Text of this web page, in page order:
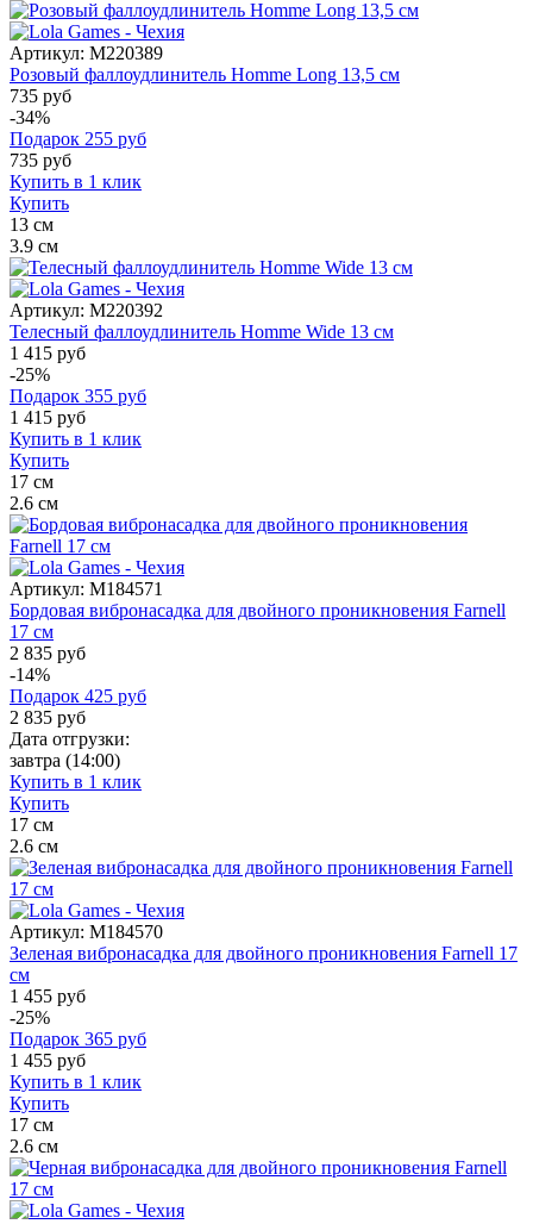
Артикул: M220389
Розовый фаллоудлинитель Homme Long 13,5 см
735 руб
-34%
Подарок 255 руб
735 руб
Купить в 1 клик
Купить
13 см
3.9 см
Артикул: M220392
Телесный фаллоудлинитель Homme Wide 13 см
1 415 руб
-25%
Подарок 355 руб
1 415 руб
Купить в 1 клик
Купить
17 см
2.6 см
Артикул: M184571
Бордовая вибронасадка для двойного проникновения Farnell
17 см
2 835 руб
-14%
Подарок 425 руб
2 835 руб
Дата отгрузки:
завтра (14:00)
Купить в 1 клик
Купить
17 см
2.6 см
Артикул: M184570
Зеленая вибронасадка для двойного проникновения Farnell 17
см
1 455 руб
-25%
Подарок 365 руб
1 455 руб
Купить в 1 клик
Купить
17 см
2.6 см